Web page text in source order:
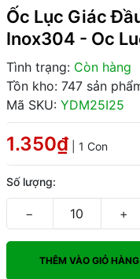
Ốc Lục Giác
Inox304 - Oc
Tình trạng: Còn hàng
Tồn kho: 747 sản
Mã SKU: YDM25I25
1.350₫ | 1 Con
Số lượng:
− +
THÊM VÀO GIỎ HÀNG